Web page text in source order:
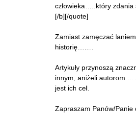
człowieka…..który zdania
[/b][/quote]
Zamiast zamęczać
historię…….
Artykuły przynoszą
innym, aniżeli autorom
jest ich cel.
Zapraszam Panów/Panie